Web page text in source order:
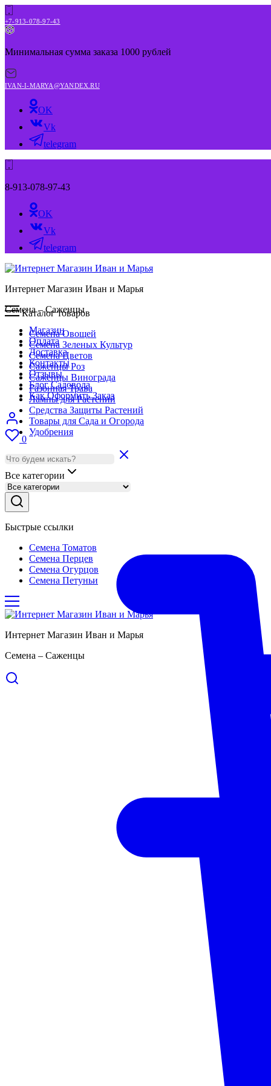
+7-913-078-97-43
Минимальная сумма заказа 1000 рублей
IVAN-I-MARYA@YANDEX.RU
OK
Vk
telegram
8-913-078-97-43
OK
Vk
telegram
Интернет Магазин Иван и Марья
Семена – Саженцы
Магазин
Оплата
Доставка
Контакты
Отзывы
Блог Садовода
Как Оформить Заказ
0
Каталог товаров
Семена Овощей
Семена Зеленых Культур
Семена Цветов
Саженцы Роз
Саженцы Винограда
Газонная Трава
Лампы для Растений
Средства Защиты Растений
Товары для Сада и Огорода
Удобрения
Все категории
Быстрые ссылки
Семена Томатов
Семена Перцев
Семена Огурцов
Семена Петуньи
Интернет Магазин Иван и Марья
Семена – Саженцы